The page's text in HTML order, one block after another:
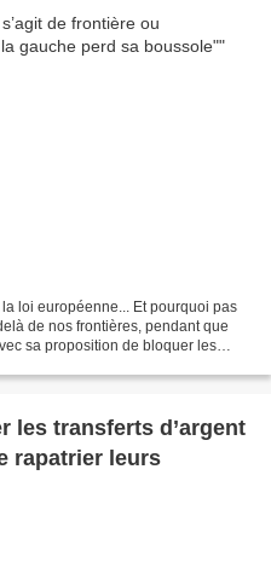
loi européenne... Et pourquoi pas
de nos frontières, pendant que
sa proposition de bloquer les
les transferts d’argent
rapatrier leurs